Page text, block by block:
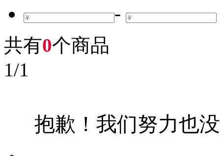
-
共有0个商品
1/1
抱歉！我们努力也